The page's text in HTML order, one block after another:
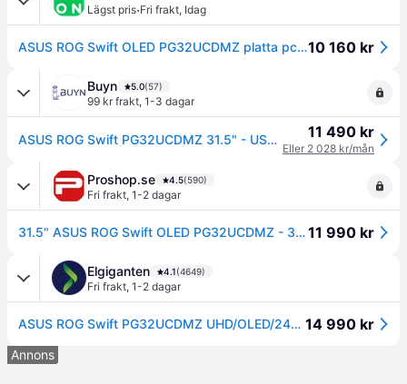
Lägst pris·Fri frakt, Idag
ASUS ROG Swift OLED PG32UCDMZ platta pc-skärmar 80 cm (31.5) 3840 x 2160 pixlar 4K Ultra HD QD-OLED Svart10 160 kr
Buyn 5.0(57)
99 kr frakt, 1-3 dagar
ASUS ROG Swift PG32UCDMZ 31.5" - USB-C 3840x2160 OLED 240Hz 11 490 kr
Eller 2 028 kr/mån
Proshop.se 4.5(590)
Fri frakt, 1-2 dagar
31.5" ASUS ROG Swift OLED PG32UCDMZ - 3840x2160 (4K) - 240Hz - OLED - KVM switch11 990 kr
Elgiganten 4.1(4649)
Fri frakt, 1-2 dagar
ASUS ROG Swift PG32UCDMZ UHD/OLED/240Hz/0,03ms 32" gamingskärm 14 990 kr
Annons